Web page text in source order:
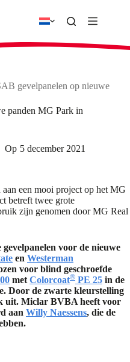
gevelpanelen op nieuwe
panden MG Park in
Op 5 december 2021
een mooi project op het MG
betreft twee grote
zijn genomen door MG Real
voor de nieuwe
en Westerman
voor blind geschroefde
met Colorcoat® PE 25 in de
Door de zwarte kleurstelling
uit. Miclar BVBA heeft voor
aan Willy Naessens, die de